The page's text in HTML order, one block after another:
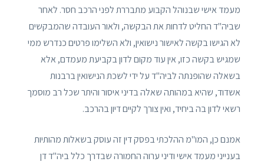
מעמד אישי שבנוהל הקבוע מתבררת לפני הרכב חסר. לאחר
שביה"ד החליט לדחות את הבקשה, ולאור העובדה שהמבקשים
לא הגישו בקשה לאישור נישואין, ולא השלימו פרטים כנדרש ממי
שמגיש בקשה כזו, אין עוד מקום לדון בקביעת מעמדם, אלא
בשאלה שהופנתה לביה"ד על ידי לשכת הנישואין ברבנות
אשדוד, שהיא במהותה שאלה בדיני איסור והיתר שכל רב מוסמך
רשאי לדון בה ביחיד, ואין צורך לקיים דיון בהרכב.
אמנם כן, המו"מ ההלכתי בפסק דין זה עוסק בשאלות מהותיות
בענייני מעמד אישי ודיני ערוה החמורה שבדרך כלל ביה"ד דן